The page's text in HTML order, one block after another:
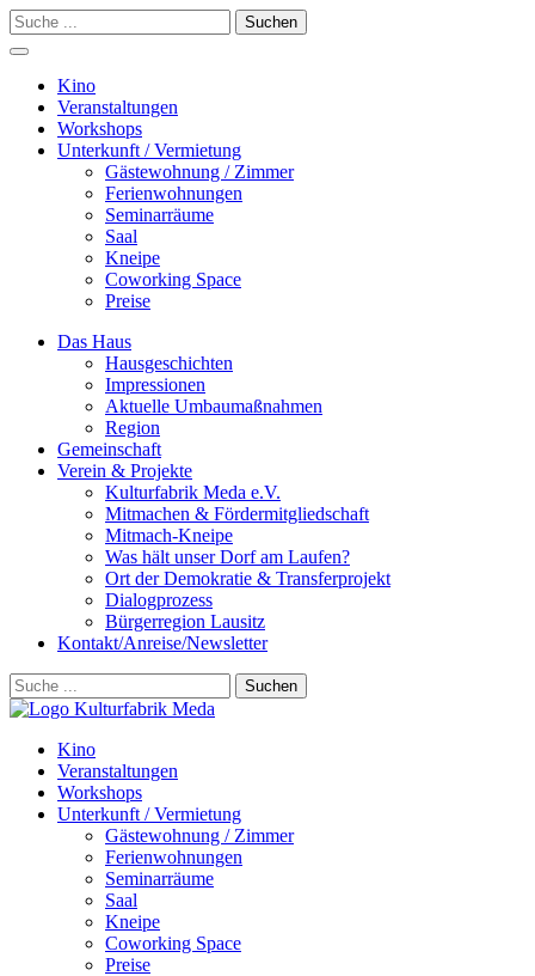
Suchen
Kino
Veranstalt­ungen
Workshops
Unterkunft / Vermietung
Gäste­wohnung / Zimmer
Ferien­wohnungen
Seminarräume
Saal
Kneipe
Coworking Space
Preise
Das Haus
Hausgeschichten
Impressionen
Aktuelle Umbaumaßnahmen
Region
Gemeinschaft
Verein & Projekte
Kulturfabrik Meda e.V.
Mitmachen & Fördermitgliedschaft
Mitmach-Kneipe
Was hält unser Dorf am Laufen?
Ort der Demokratie & Transferprojekt
Dialogprozess
Bürgerregion Lausitz
Kontakt/Anreise/Newsletter
Suchen
Kino
Veranstalt­ungen
Workshops
Unterkunft / Vermietung
Gäste­wohnung / Zimmer
Ferien­wohnungen
Seminarräume
Saal
Kneipe
Coworking Space
Preise